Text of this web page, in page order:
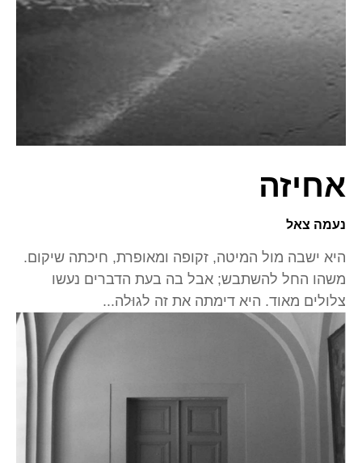
אחיזה
נעמה צאל
היא ישבה מול המיטה, זקופה ומאופרת, חיכתה שיקום.
משהו החל להשתבש; אבל בה בעת הדברים נעשו
צלולים מאוד. היא דימתה את זה לגוּלה...